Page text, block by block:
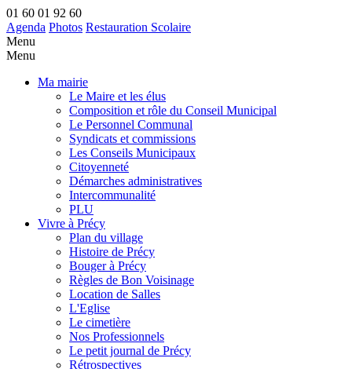
01 60 01 92 60
Agenda Photos Restauration Scolaire
Menu
Menu
Ma mairie
Le Maire et les élus
Composition et rôle du Conseil Municipal
Le Personnel Communal
Syndicats et commissions
Les Conseils Municipaux
Citoyenneté
Démarches administratives
Intercommunalité
PLU
Vivre à Précy
Plan du village
Histoire de Précy
Bouger à Précy
Règles de Bon Voisinage
Location de Salles
L'Eglise
Le cimetière
Nos Professionnels
Le petit journal de Précy
Rétrospectives